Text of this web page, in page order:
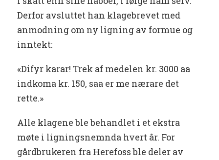
Derfor avsluttet han klagebrevet med
anmodning om ny ligning av formue og
inntekt:
«Difyr karar! Trek af medelen kr. 3000 aa
indkoma kr. 150, saa er me nærare det
rette.»
Alle klagene ble behandlet i et ekstra
møte i ligningsnemnda hvert år. For
gårdbrukeren fra Herefoss ble deler av